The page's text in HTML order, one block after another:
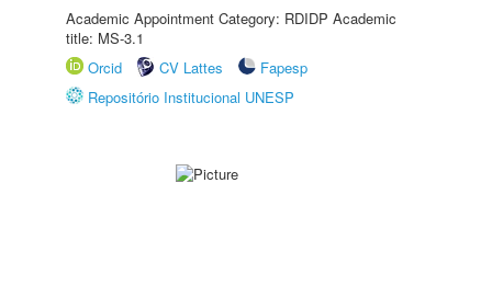
Academic Appointment Category: RDIDP Academic
title: MS-3.1
Orcid
CV Lattes
Fapesp
Repositório Institucional UNESP